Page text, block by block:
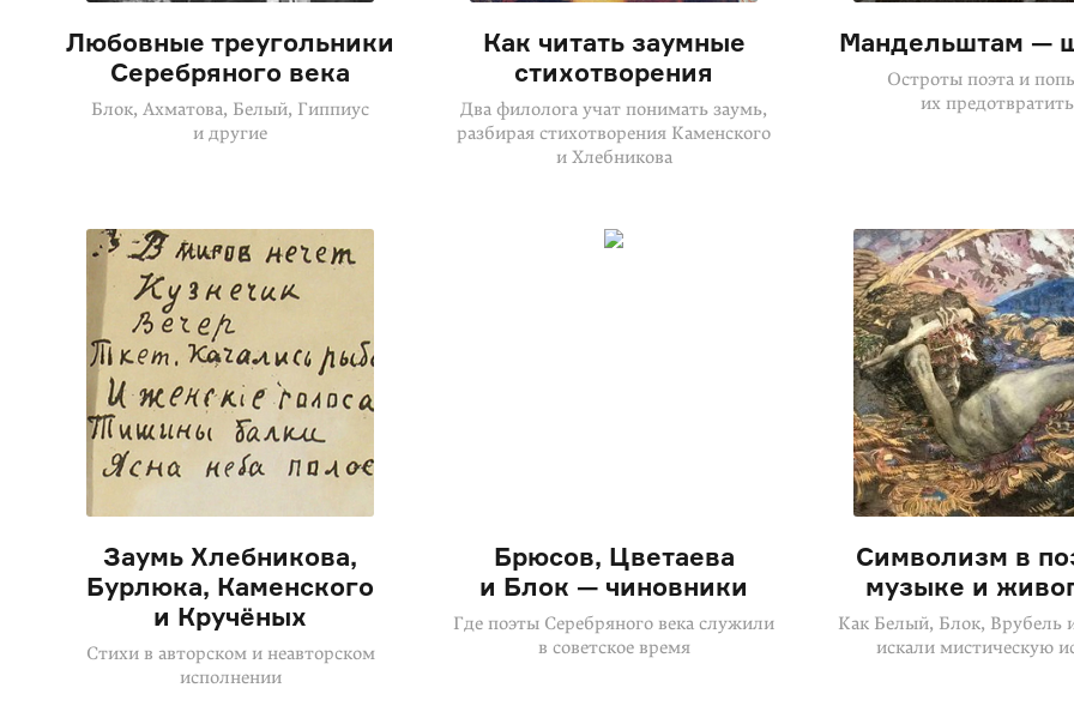
Любовные треугольники
Серебряного века
Блок, Ахматова, Белый, Гиппиус
и другие
Как читать заумные
стихотворения
Два филолога учат понимать заумь,
разбирая стихотворения Каменского
и Хлебникова
Мандельштам —
Остроты поэта и
их предотвратить
Заумь Хлебникова,
Бурлюка, Каменского
и Кручёных
Стихи в авторском и неавторском
исполнении
Брюсов, Цветаева
и Блок — чиновники
Где поэты Серебряного века служили
в советское время
Символизм в
музыке и
Как Белый, Блок, Врубель
искали мистическую